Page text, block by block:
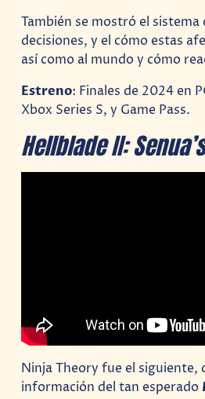
También se mostró el sistema
decisiones, y el cómo estas
así como al mundo y cómo
Estreno: Finales de 2024 en
Xbox Series S, y Game Pass.
Hellblade II:
Ninja Theory fue el siguiente,
información del tan esperado